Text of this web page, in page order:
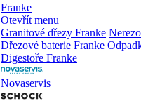
Franke
Otevřít menu
Granitové dřezy Franke
Dřezové baterie Franke
Digestoře Franke
Novaservis